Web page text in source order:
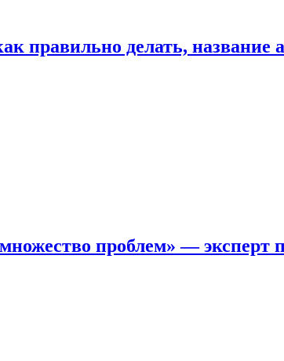
правильно делать,
проблем» — эксперт